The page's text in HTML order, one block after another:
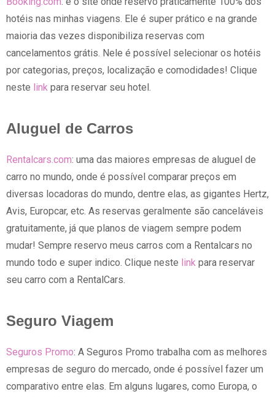
hotéis nas minhas viagens. Ele é super prático e na grande
maioria das vezes disponibiliza reservas com
cancelamentos grátis. Nele é possível selecionar os hotéis
por categorias, preços, localização e comodidades! Clique
neste link para reservar seu hotel.
Aluguel de Carros
Rentalcars.com: uma das maiores empresas de aluguel de
carro no mundo, onde é possível comparar preços em
diversas locadoras do mundo, dentre elas, as gigantes Hertz,
Avis, Europcar, etc. As reservas geralmente são canceláveis
gratuitamente, já que planos de viagem sempre podem
mudar! Sempre reservo meus carros com a Rentalcars no
mundo todo e super indico. Clique neste link para reservar
seu carro com a RentalCars.
Seguro Viagem
Seguros Promo: A Seguros Promo trabalha com as melhores
empresas de seguro do mercado, onde é possível fazer um
comparativo entre elas. Em alguns lugares, como Europa, o